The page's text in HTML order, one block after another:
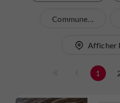
Commune...
Afficher
1